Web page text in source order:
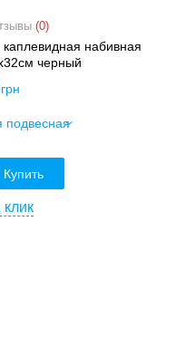
(0)
набивная
черный
грн
Купить
клик